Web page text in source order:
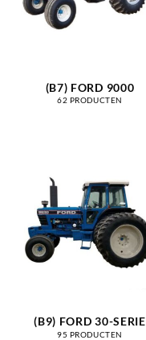
(B7) FORD 9000
62 PRODUCTEN
(B9) FORD 30-SERIE
95 PRODUCTEN